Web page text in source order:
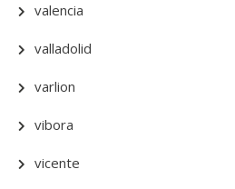
valencia
valladolid
varlion
vibora
vicente